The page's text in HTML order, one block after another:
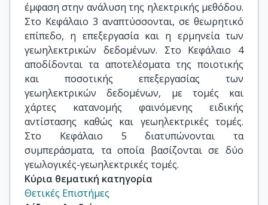
έμφαση στην ανάλυση της ηλεκτρικής μεθόδου.
Στο Κεφάλαιο 3 αναπτύσσονται, σε θεωρητικό
επίπεδο, η επεξεργασία και η ερμηνεία των
γεωηλεκτρικών δεδομένων. Στο Κεφάλαιο 4
αποδίδονται τα αποτελέσματα της ποιοτικής
και ποσοτικής επεξεργασίας των
γεωηλεκτρικών δεδομένων, με τομές και
χάρτες κατανομής φαινόμενης ειδικής
αντίστασης καθώς και γεωηλεκτρικές τομές.
Στο Κεφάλαιο 5 διατυπώνονται τα
συμπεράσματα, τα οποία βασίζονται σε δύο
γεωλογικές-γεωηλεκτρικές τομές.
Κύρια θεματική κατηγορία
Θετικές Επιστήμες